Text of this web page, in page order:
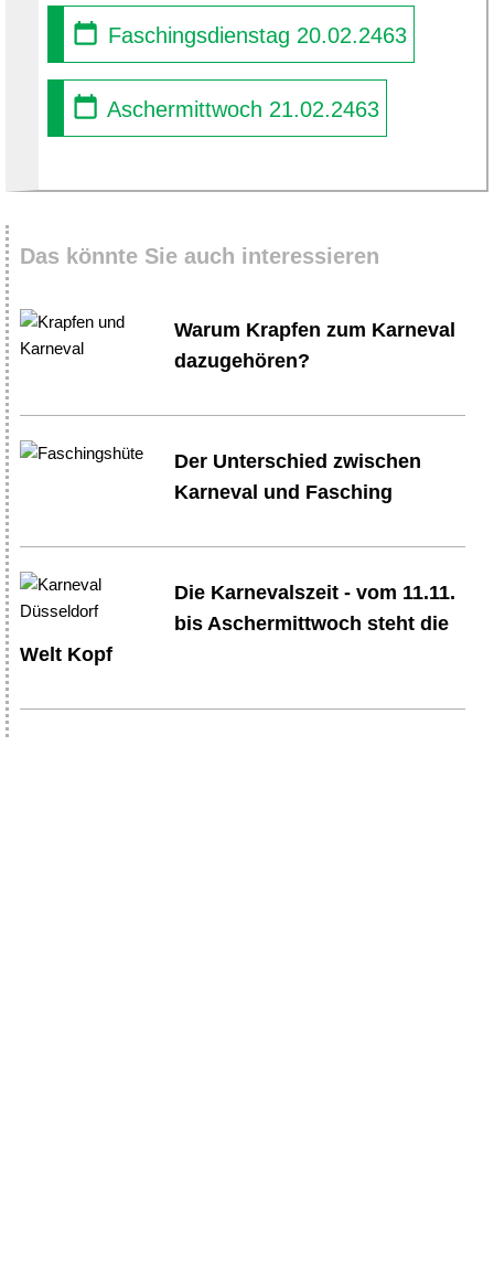
Faschingsdienstag 20.02.2463
Aschermittwoch 21.02.2463
Das könnte Sie auch interessieren
Warum Krapfen zum Karneval
dazugehören?
Der Unterschied zwischen
Karneval und Fasching
Die Karnevalszeit - vom 11.11.
bis Aschermittwoch steht die
Welt Kopf